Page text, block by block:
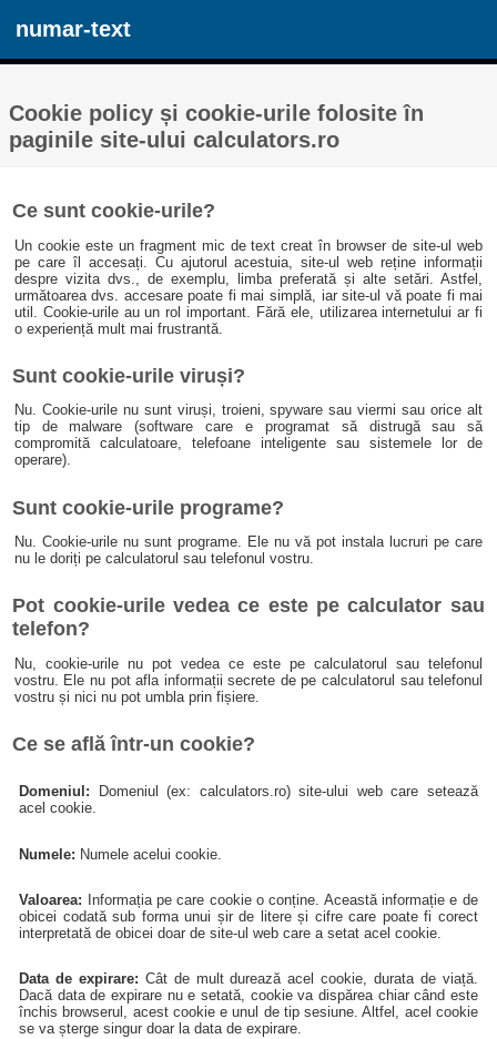
numar-text
Cookie policy și cookie-urile folosite în
paginile site-ului calculators.ro
Ce sunt cookie-urile?
Un cookie este un fragment mic de text creat în browser de site-ul web
pe care îl accesați. Cu ajutorul acestuia, site-ul web reține informații
despre vizita dvs., de exemplu, limba preferată și alte setări. Astfel,
următoarea dvs. accesare poate fi mai simplă, iar site-ul vă poate fi mai
util. Cookie-urile au un rol important. Fără ele, utilizarea internetului ar fi
o experiență mult mai frustrantă.
Sunt cookie-urile viruși?
Nu. Cookie-urile nu sunt viruși, troieni, spyware sau viermi sau orice alt
tip de malware (software care e programat să distrugă sau să
compromită calculatoare, telefoane inteligente sau sistemele lor de
operare).
Sunt cookie-urile programe?
Nu. Cookie-urile nu sunt programe. Ele nu vă pot instala lucruri pe care
nu le doriți pe calculatorul sau telefonul vostru.
Pot cookie-urile vedea ce este pe calculator sau
telefon?
Nu, cookie-urile nu pot vedea ce este pe calculatorul sau telefonul
vostru. Ele nu pot afla informații secrete de pe calculatorul sau telefonul
vostru și nici nu pot umbla prin fișiere.
Ce se află într-un cookie?
Domeniul:
Domeniul (ex: calculators.ro) site-ului web care setează
acel cookie.
Numele: Numele acelui cookie.
Valoarea:
Informația pe care cookie o conține. Această informație e de
obicei codată sub forma unui șir de litere și cifre care poate fi corect
interpretată de obicei doar de site-ul web care a setat acel cookie.
Data de expirare: Cât de mult durează acel cookie, durata de viață.
Dacă data de expirare nu e setată, cookie va dispărea chiar când este
închis browserul, acest cookie e unul de tip sesiune. Altfel, acel cookie
se va șterge singur doar la data de expirare.